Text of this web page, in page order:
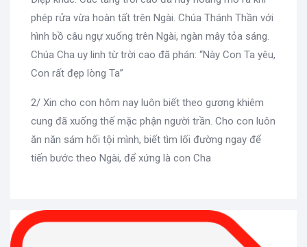
phép rửa vừa hoàn tất trên Ngài. Chúa Thánh Thần với
hình bồ câu ngự xuống trên Ngài, ngàn mây tỏa sáng.
Chúa Cha uy linh từ trời cao đã phán: “Này Con Ta yêu,
Con rất đẹp lòng Ta”
2/ Xin cho con hôm nay luôn biết theo gương khiêm
cung đã xuống thế mặc phận người trần. Cho con luôn
ăn năn sám hối tội mình, biết tìm lối đường ngay để
tiến bước theo Ngài, để xứng là con Cha